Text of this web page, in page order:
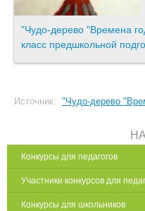
"Чудо-дерево "Времена
класс предшкольной
Источник: "Чудо-дерево
Конкурсы для педагогов
Участники конкурсов для
Конкурсы для школьников